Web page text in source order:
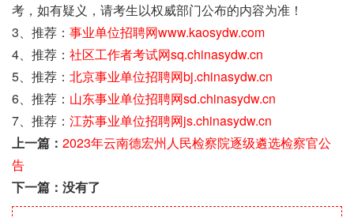
考，如有疑义，请考生以权威部门公布的内容为准！
3、推荐： 事业单位招聘网www.kaosydw.com
4、推荐： 社区工作者考试网sq.chinasydw.cn
5、推荐： 北京事业单位招聘网bj.chinasydw.cn
6、推荐： 山东事业单位招聘网sd.chinasydw.cn
7、推荐： 江苏事业单位招聘网js.chinasydw.cn
上一篇： 2023年云南德宏州人民检察院逐级遴选检察官公
告
下一篇：没有了